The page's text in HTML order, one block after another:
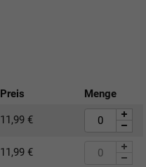
Preis Menge
11,99 €
11,99 €